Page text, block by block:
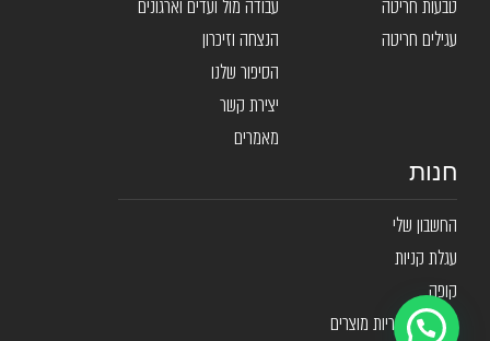
טבעות חריטה
עגילים חריטה
עבודה מול ועדים וארגונים
הנצחה וזיכרון
הסיפור שלנו
יצירת קשר
מאמרים
החשבון שלי
עגלת קניות
קופה
מדיניות אחריות מוצרים
חנות